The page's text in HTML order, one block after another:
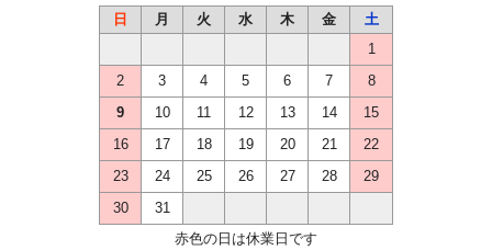
日
月 火 水 木 金
土
1
2
3 4 5 6 7
8
9
10 11 12 13 14
15
16
17 18 19 20 21
22
23
24 25 26 27 28
29
30
31
赤色の日は休業日です